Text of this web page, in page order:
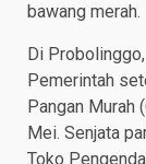
bawang merah.
Di
Pemerintah
Pangan Murah
Mei. Senjata
Toko